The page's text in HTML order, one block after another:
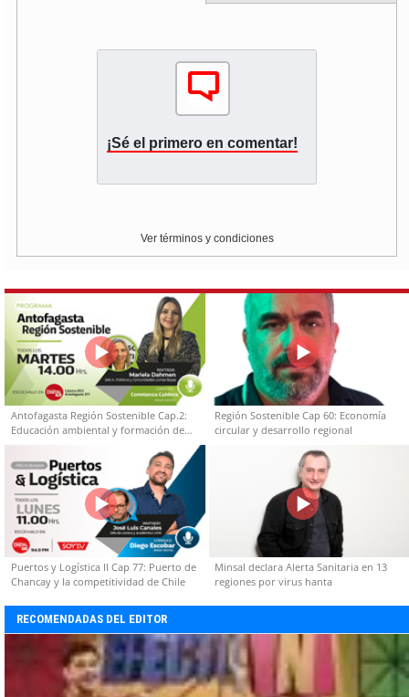
¡Sé el primero en comentar!
Ver términos y condiciones
Antofagasta Región Sostenible Cap.2:
Educación ambiental y formación de
capacidades técnicas
Región Sostenible Cap 60: Economía
circular y desarrollo regional
Puertos y Logística II Cap 77: Puerto de
Chancay y la competitividad de Chile
Minsal declara Alerta Sanitaria en 13
regiones por virus hanta
RECOMENDADAS DEL EDITOR